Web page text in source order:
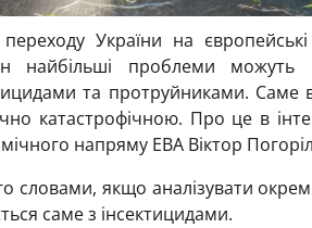
переходу України на
найбільші проблеми можуть
та протруйниками. Саме
катастрофічною. Про це в
напряму ЕBА Віктор
словами, якщо аналізувати
саме з інсектицидами.